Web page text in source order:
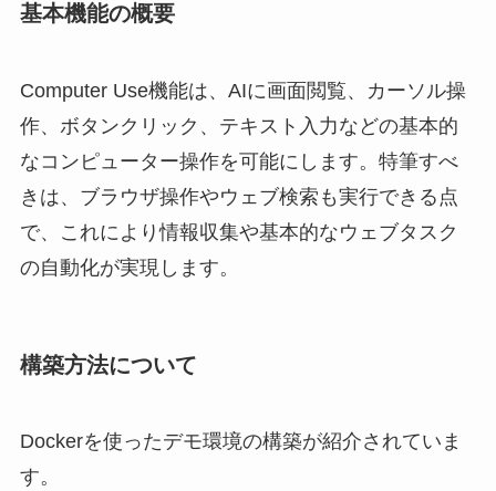
基本機能の概要
Computer Use機能は、AIに画面閲覧、カーソル操
作、ボタンクリック、テキスト入力などの基本的
なコンピューター操作を可能にします。特筆すべ
きは、ブラウザ操作やウェブ検索も実行できる点
で、これにより情報収集や基本的なウェブタスク
の自動化が実現します。
構築方法について
Dockerを使ったデモ環境の構築が紹介されていま
す。